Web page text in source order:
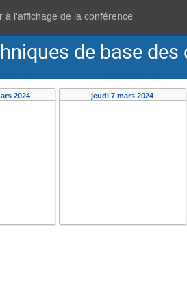
à l'affichage de la conférence
de base des
2024 jeudi 7 mars 2024